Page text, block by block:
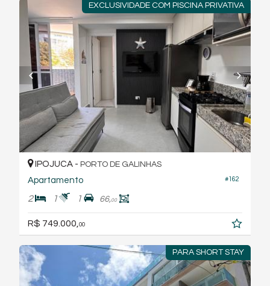
EXCLUSIVIDADE COM PISCINA PRIVATIVA
#162
IPOJUCA - PORTO DE GALINHAS
Apartamento
2 1 1 66,00
R$ 749.000, 00
PARA SHORT STAY